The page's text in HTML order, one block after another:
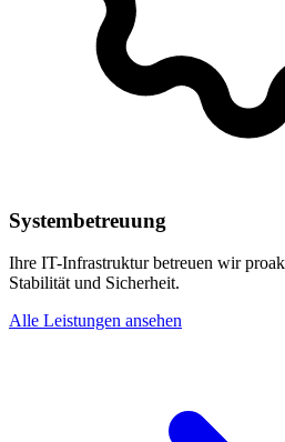
Systembetreuung
Ihre IT-Infrastruktur betreuen wir
Stabilität und Sicherheit.
Alle Leistungen ansehen